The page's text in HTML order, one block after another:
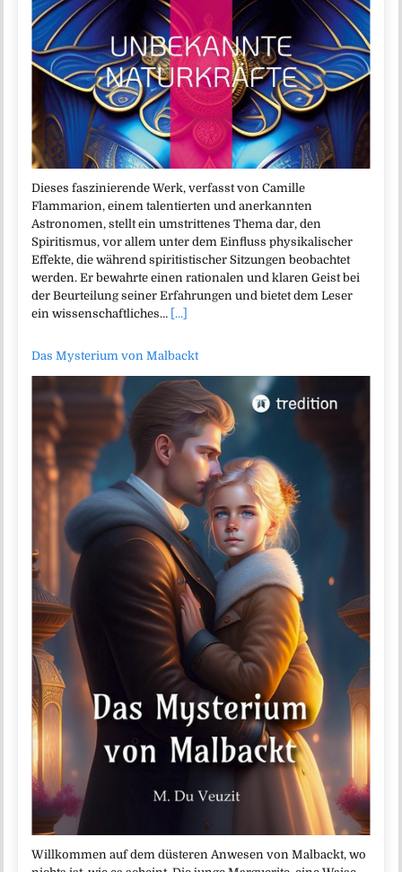
Dieses faszinierende Werk, verfasst von Camille
Flammarion, einem talentierten und anerkannten
Astronomen, stellt ein umstrittenes Thema dar, den
Spiritismus, vor allem unter dem Einfluss physikalischer
Effekte, die während spiritistischer Sitzungen beobachtet
werden. Er bewahrte einen rationalen und klaren Geist bei
der Beurteilung seiner Erfahrungen und bietet dem Leser
ein wissenschaftliches… [...]
Das Mysterium von Malbackt
Willkommen auf dem düsteren Anwesen von Malbackt, wo